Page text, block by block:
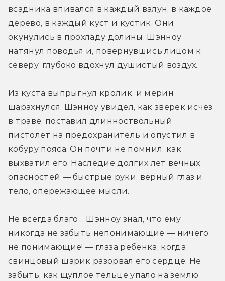
всадника впивался в каждый валун, в каждое
дерево, в каждый куст и кустик. Они
окунулись в прохладу долины. Шэнноу
натянул поводья и, повернувшись лицом к
северу, глубоко вдохнул душистый воздух.
Из куста выпрыгнул кролик, и мерин
шарахнулся. Шэнноу увидел, как зверек исчез
в траве, поставил длинноствольный
пистолет на предохранитель и опустил в
кобуру пояса. Он почти не помнил, как
выхватил его. Наследие долгих лет вечных
опасностей — быстрые руки, верный глаз и
тело, опережающее мысли.
Не всегда благо… Шэнноу знал, что ему
никогда не забыть непонимающие — ничего
не понимающие! — глаза ребенка, когда
свинцовый шарик разорвал его сердце. Не
забыть, как щуплое тельце упало на землю